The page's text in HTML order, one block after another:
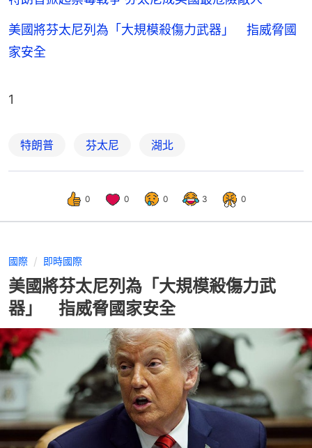
美國將芬太尼列為「大規模殺傷力武器」 指威脅國
家安全
1
特朗普 芬太尼 湖北
0 0 0 3 0
國際 即時國際
美國將芬太尼列為「大規模殺傷力武
器」 指威脅國家安全